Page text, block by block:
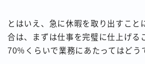
とはいえ、急に休暇を取り出すこと
合は、まずは仕事を完璧に仕上げる
70％くらいで業務にあたってはどう